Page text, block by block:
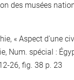
des musées
« Aspect d'une
Num. spécial :
26, fig. 38 p. 23